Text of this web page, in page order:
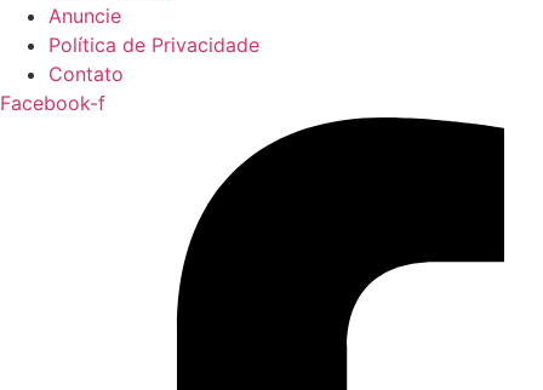
Anuncie
Política de Privacidade
Contato
Facebook-f